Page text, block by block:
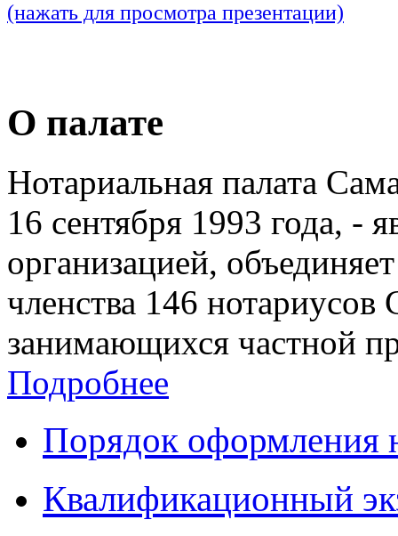
(нажать для просмотра презентации)
О палате
Нотариальная палата
16 сентября 1993 года, -
организацией,
членства 146 нотариусов
занимающихся частной
Подробнее
Порядок оформления
Квалификационный